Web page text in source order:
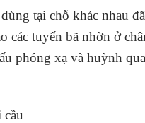
tại chỗ khác nhau
các tuyến bã nhờn ở
phóng xạ và huỳnh